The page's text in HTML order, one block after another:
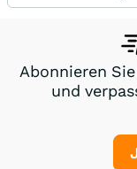
Abonnieren
und